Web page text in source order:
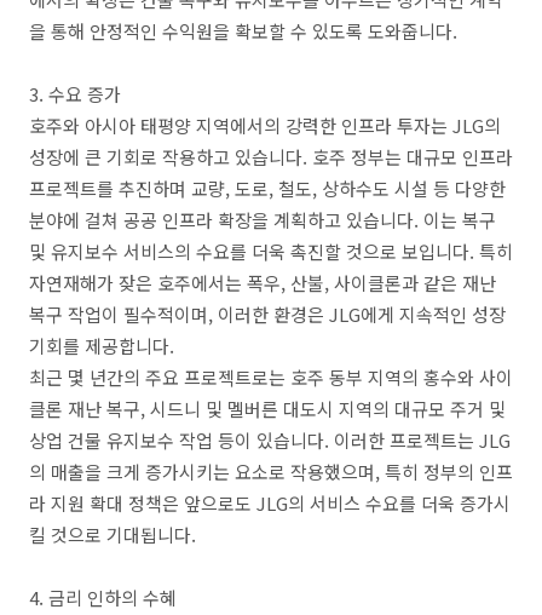
을 통해 안정적인 수익원을 확보할 수 있도록 도와줍니다.
3. 수요 증가
호주와 아시아 태평양 지역에서의 강력한 인프라 투자는 JLG의
성장에 큰 기회로 작용하고 있습니다. 호주 정부는 대규모 인프라
프로젝트를 추진하며 교량, 도로, 철도, 상하수도 시설 등 다양한
분야에 걸쳐 공공 인프라 확장을 계획하고 있습니다. 이는 복구
및 유지보수 서비스의 수요를 더욱 촉진할 것으로 보입니다. 특히
자연재해가 잦은 호주에서는 폭우, 산불, 사이클론과 같은 재난
복구 작업이 필수적이며, 이러한 환경은 JLG에게 지속적인 성장
기회를 제공합니다.
최근 몇 년간의 주요 프로젝트로는 호주 동부 지역의 홍수와 사이
클론 재난 복구, 시드니 및 멜버른 대도시 지역의 대규모 주거 및
상업 건물 유지보수 작업 등이 있습니다. 이러한 프로젝트는 JLG
의 매출을 크게 증가시키는 요소로 작용했으며, 특히 정부의 인프
라 지원 확대 정책은 앞으로도 JLG의 서비스 수요를 더욱 증가시
킬 것으로 기대됩니다.
4. 금리 인하의 수혜